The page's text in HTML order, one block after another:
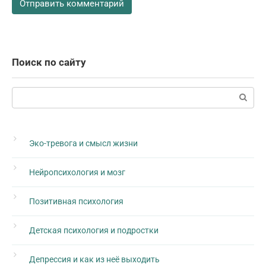
Поиск по сайту
Поиск:
Эко-тревога и смысл жизни
Нейропсихология и мозг
Позитивная психология
Детская психология и подростки
Депрессия и как из неё выходить